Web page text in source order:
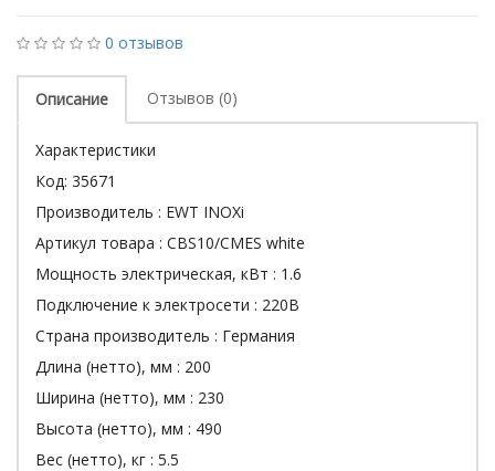
0 отзывов
Описание Отзывов (0)
Характеристики
Код: 35671
Производитель : EWT INOXi
Артикул товара : CBS10/CMES white
Мощность электрическая, кВт : 1.6
Подключение к электросети : 220В
Страна производитель : Германия
Длина (нетто), мм : 200
Ширина (нетто), мм : 230
Высота (нетто), мм : 490
Вес (нетто), кг : 5.5